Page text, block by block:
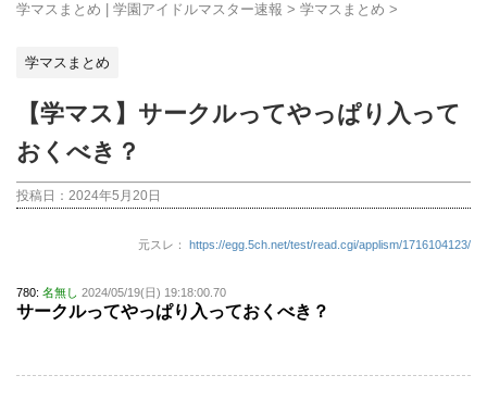
学マスまとめ | 学園アイドルマスター速報 > 学マスまとめ >
学マスまとめ
【学マス】サークルってやっぱり入って
おくべき？
投稿日： 2024年5月20日
元スレ： https://egg.5ch.net/test/read.cgi/applism/1716104123/
780: 名無し 2024/05/19(日) 19:18:00.70
サークルってやっぱり入っておくべき？